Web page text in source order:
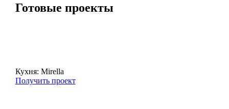
Готовые проекты
Кухня: Mirella
Получить проект